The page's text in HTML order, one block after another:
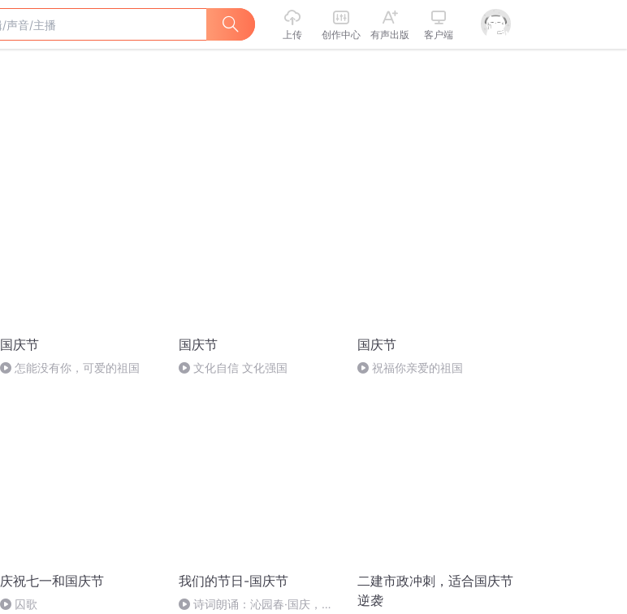
上传 创作中心 有声出版 客户端
国庆节
怎能没有你，可爱的祖国
国庆节
文化自信 文化强国
国庆节
祝福你亲爱的祖国
庆祝七一和国庆节
囚歌
我们的节日-国庆节
诗词朗诵：沁园春·国庆，朗
二建市政冲刺，适合国庆节
逆袭